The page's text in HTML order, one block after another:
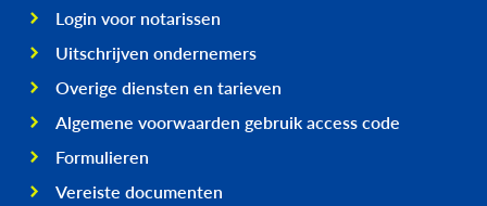
Login voor notarissen
Uitschrijven ondernemers
Overige diensten en tarieven
Algemene voorwaarden gebruik access code
Formulieren
Vereiste documenten